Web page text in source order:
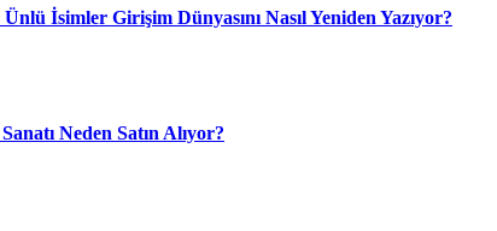
İsimler Girişim Dünyasını Nasıl Yeniden Yazıyor?
Neden Satın Alıyor?